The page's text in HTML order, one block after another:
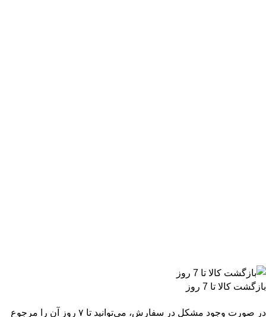
بازگشت کالا تا 7 روز
در صورت وجود مشکل در سفارش، می‌توانید تا ۷ روز آن را مرجوع